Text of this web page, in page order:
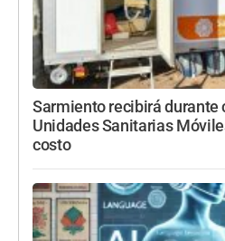
Sarmiento recibirá durante
Unidades Sanitarias
costo